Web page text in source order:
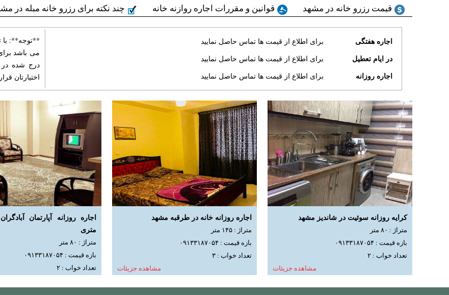
قیمت رزرو خانه در مشهد قوانین و مقررات اجاره روازنه خانه چند نکته برای رزرو خانه مبله در
اجاره هفتگی برای اطلاع از قیمت ها تماس حاصل نمایید
در ایام تعطیل برای اطلاع از قیمت ها تماس حاصل نمایید
اجاره روزانه برای اطلاع از قیمت ها تماس حاصل نمایید
**توجه**: با
می باشد
درج شده در
اختیارتان
کرایه روزانه سوئیت در شاندیز مشهد
متراژ : ۸۰ متر
بازه قیمت : ۰۹۱۳۳۱۸۷۰۵۴
تعداد خواب : ۲
مشاهده جزیئات
اجاره روزانه خانه در طرقبه مشهد
متراژ : ۱۴۵ متر
بازه قیمت : ۰۹۱۳۳۱۸۷۰۵۴
تعداد خواب : ۳
مشاهده جزیئات
متری
متراژ : ۸۰ متر
بازه قیمت : ۰۹۱۳۳۱۸۷۰۵۴
تعداد خواب : ۲